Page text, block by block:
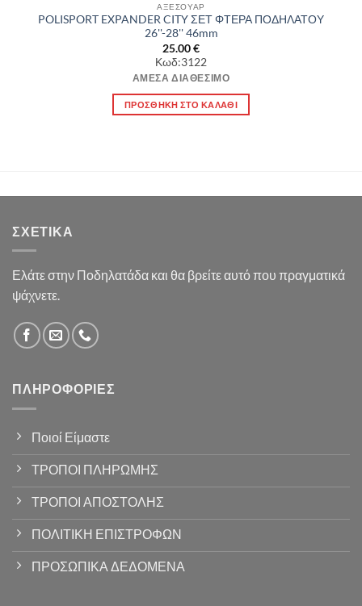
ΑΞΕΣΟΥΑΡ
POLISPORT EXPANDER CITY ΣΕΤ ΦΤΕΡΑ ΠΟΔΗΛΑΤΟΥ
26''-28'' 46mm
25.00€
Κωδ:3122
ΆΜΕΣΑ ΔΙΑΘΈΣΙΜΟ
ΠΡΟΣΘΉΚΗ ΣΤΟ ΚΑΛΆΘΙ
ΣΧΕΤΙΚΆ
Ελάτε στην Ποδηλατάδα και θα βρείτε αυτό που πραγματικά
ψάχνετε.
ΠΛΗΡΟΦΟΡΊΕΣ
Ποιοί Είμαστε
ΤΡΟΠΟΙ ΠΛΗΡΩΜΗΣ
ΤΡΟΠΟΙ ΑΠΟΣΤΟΛΗΣ
ΠΟΛΙΤΙΚΗ ΕΠΙΣΤΡΟΦΩΝ
ΠΡΟΣΩΠΙΚΑ ΔΕΔΟΜΕΝΑ